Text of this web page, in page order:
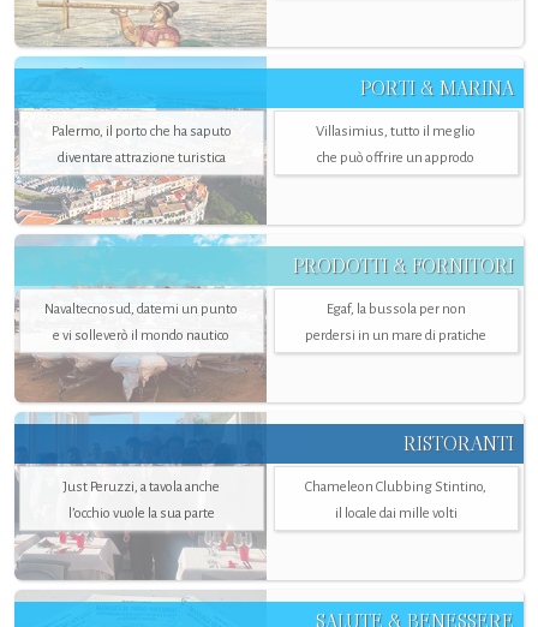
PORTI & MARINA
Palermo, il porto che ha saputo
diventare attrazione turistica
Villasimius, tutto il meglio
che può offrire un approdo
PRODOTTI & FORNITORI
Navaltecnosud, datemi un punto
e vi solleverò il mondo nautico
Egaf, la bussola per non
perdersi in un mare di pratiche
RISTORANTI
Just Peruzzi, a tavola anche
l’occhio vuole la sua parte
Chameleon Clubbing Stintino,
il locale dai mille volti
SALUTE & BENESSERE